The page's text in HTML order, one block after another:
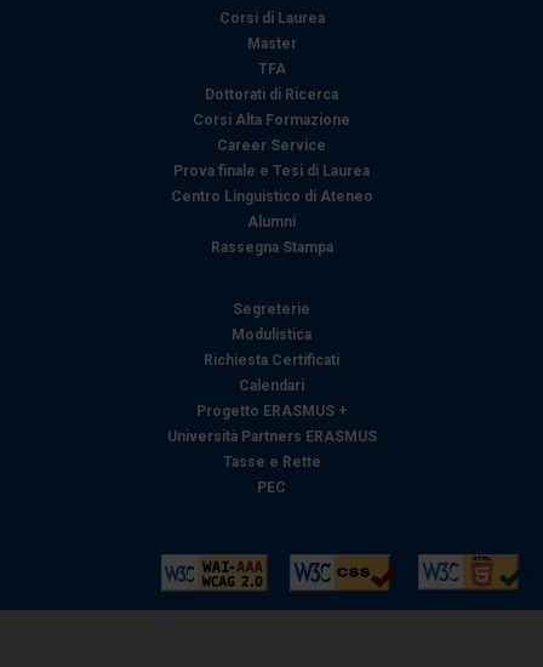
Corsi di Laurea
Master
TFA
Dottorati di Ricerca
Corsi Alta Formazione
Career Service
Prova finale e Tesi di Laurea
Centro Linguistico di Ateneo
Alumni
Rassegna Stampa
Segreterie
Modulistica
Richiesta Certificati
Calendari
Progetto ERASMUS +
Università Partners ERASMUS
Tasse e Rette
PEC